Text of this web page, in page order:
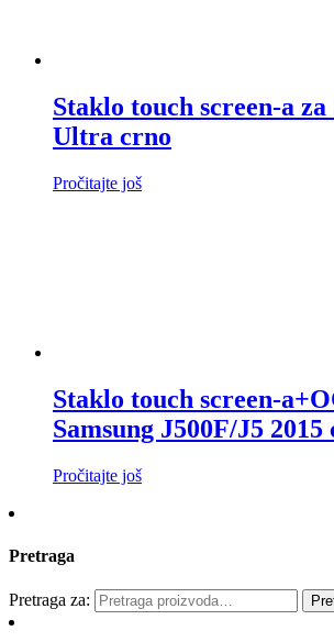
Staklo touch screen-a za
Ultra crno
Pročitajte još
Staklo touch screen-
Samsung J500F/J5 2015
Pročitajte još
Pretraga
Pretraga za: